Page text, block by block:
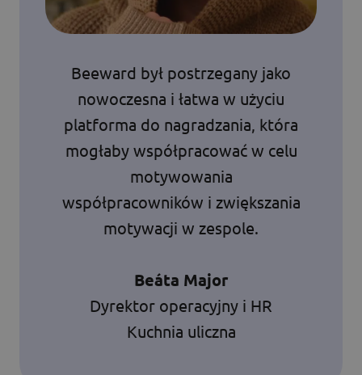
Beeward był postrzegany jako
nowoczesna i łatwa w użyciu
platforma do nagradzania, która
mogłaby współpracować w celu
motywowania
współpracowników i zwiększania
motywacji w zespole.
Beáta Major
Dyrektor operacyjny i HR
Kuchnia uliczna